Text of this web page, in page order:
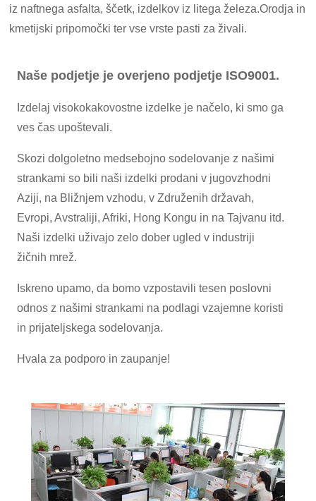
iz naftnega asfalta, ščetk, izdelkov iz litega železa.Orodja in
kmetijski pripomočki ter vse vrste pasti za živali.
Naše podjetje je overjeno podjetje ISO9001.
Izdelaj visokokakovostne izdelke je načelo, ki smo ga
ves čas upoštevali.
Skozi dolgoletno medsebojno sodelovanje z našimi
strankami so bili naši izdelki prodani v jugovzhodni
Aziji, na Bližnjem vzhodu, v Združenih državah,
Evropi, Avstraliji, Afriki, Hong Kongu in na Tajvanu itd.
Naši izdelki uživajo zelo dober ugled v industriji
žičnih mrež.
Iskreno upamo, da bomo vzpostavili tesen poslovni
odnos z našimi strankami na podlagi vzajemne koristi
in prijateljskega sodelovanja.
Hvala za podporo in zaupanje!